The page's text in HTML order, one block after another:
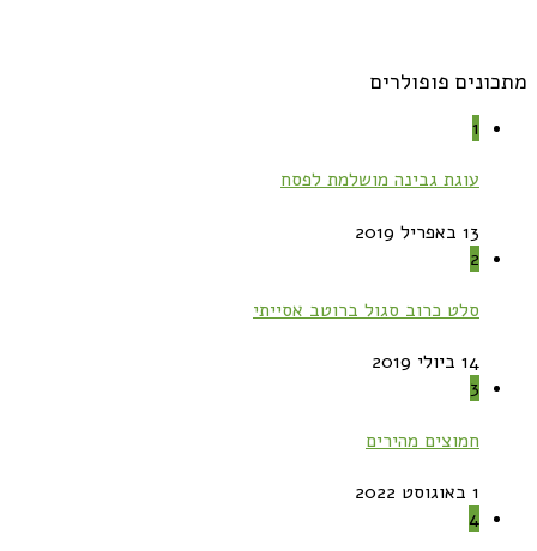
מתכונים פופולרים
1
עוגת גבינה מושלמת לפסח
13 באפריל 2019
2
סלט כרוב סגול ברוטב אסייתי
14 ביולי 2019
3
חמוצים מהירים
1 באוגוסט 2022
4